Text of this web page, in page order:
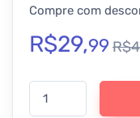
Compre com
R$29,99R$
Woocommerce